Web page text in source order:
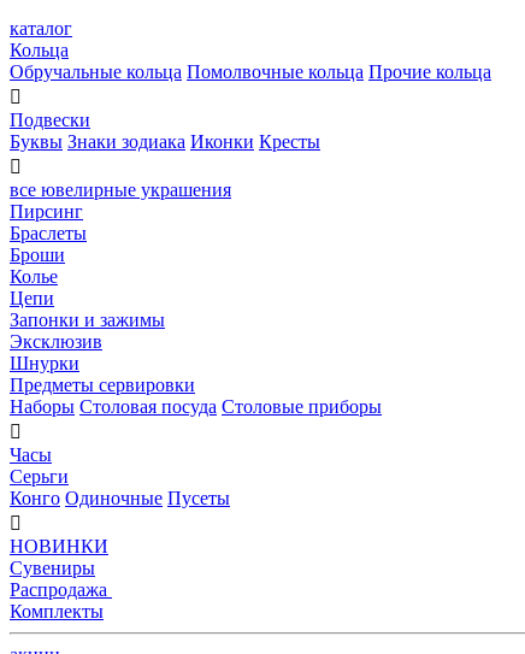
каталог
Кольца
Обручальные кольца Помолвочные кольца Прочие кольца

Подвески
Буквы Знаки зодиака Иконки Кресты

все ювелирные украшения
Пирсинг
Браслеты
Броши
Колье
Цепи
Запонки и зажимы
Эксклюзив
Шнурки
Предметы сервировки
Наборы Столовая посуда Столовые приборы

Часы
Серьги
Конго Одиночные Пусеты

НОВИНКИ
Сувениры
Распродажа
Комплекты